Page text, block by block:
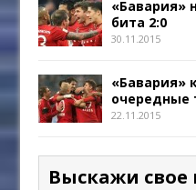
«Бавария»
бита 2:0
30.11.2015
«Бавария»
очередные
22.11.2015
Выскажи свое